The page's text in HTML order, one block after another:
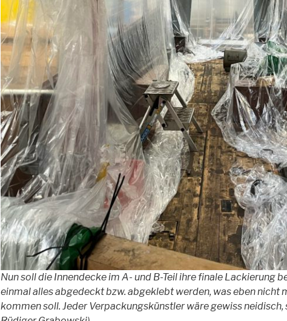
Nun soll die Innendecke im A- und B-Teil ihre finale Lackierung
einmal alles abgedeckt bzw. abgeklebt werden, was eben nicht
kommen soll. Jeder Verpackungskünstler wäre gewiss